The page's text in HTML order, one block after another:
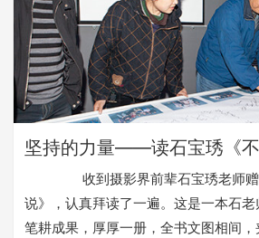
坚持的力量——读石宝琇《
收到摄影界前辈石宝琇老师赠
说》，认真拜读了一遍。这是一本石
笔耕成果，厚厚一册，全书文图相间